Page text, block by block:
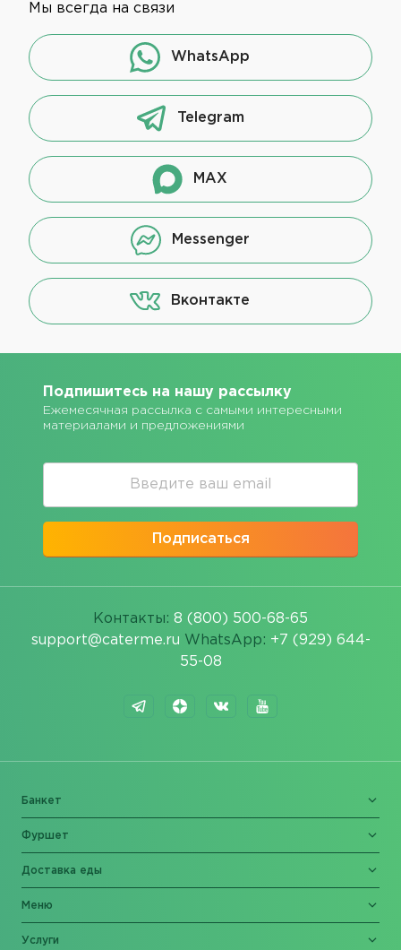
Мы всегда на связи
WhatsApp
Telegram
MAX
Messenger
Вконтакте
Подпишитесь на нашу рассылку
Ежемесячная рассылка с самыми интересными
материалами и предложениями
Подписаться
Контакты: 8 (800) 500-68-65
support@caterme.ru WhatsApp: +7 (929) 644-
55-08
Банкет
Фуршет
Доставка еды
Меню
Услуги